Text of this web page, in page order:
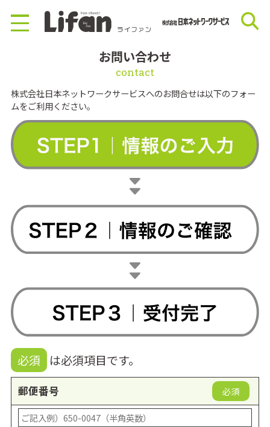
お問い合わせ
contact
株式会社日本ネットワークサービスへのお問合せは以下のフォー
ムをご利用ください。
必須 は必須項目です。
郵便番号 必須